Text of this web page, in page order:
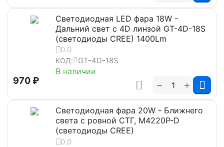
Светодиодная LED фара 18W -
Дальний свет с 4D линзой GT-4D-18S
(светодиоды CREE) 1400Lm
0.0
КОД: GT-4D-18S
В наличии
‍970‍₽ +
−
Светодиодная фара 20W - Ближнего
света с ровной СТГ, M4220P-D
(светодиоды CREE)
0.0